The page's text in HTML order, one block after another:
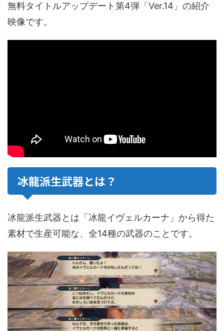
無料タイトルアップデート第4弾「Ver.14」の紹介
映像です。
冰龍派生武器とは？
冰龍派生武器とは「冰龍イヴェルカーナ」から得た
素材で生産可能な、全14種の武器のことです。